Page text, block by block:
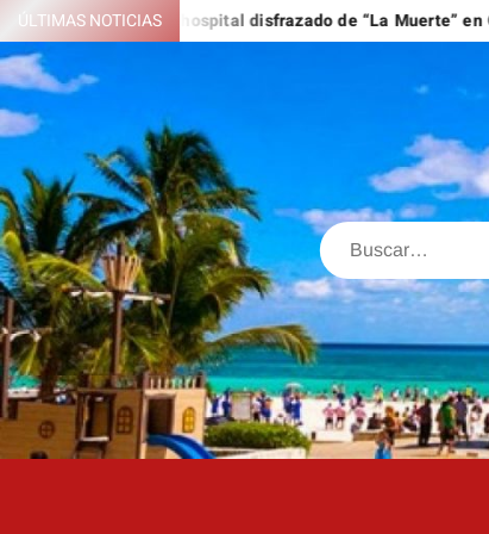
Saltar
al
contenido
ÚLTIMAS NOTICIAS
de un hospital disfrazado de “La Muerte” en Gales
Buscar